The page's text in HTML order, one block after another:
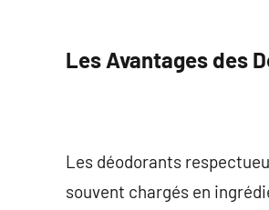
Les Avantages des
Les déodorants
souvent chargés en